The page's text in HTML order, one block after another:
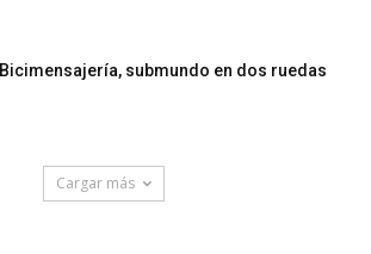
Bicimensajería, submundo en dos ruedas
Cargar más